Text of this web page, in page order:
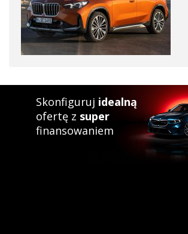
Skonfiguruj idealną
ofertę z super
finansowaniem